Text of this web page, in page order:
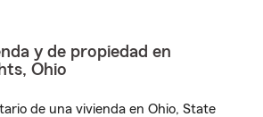
y de propiedad en
Ohio
de una vivienda en Ohio, State